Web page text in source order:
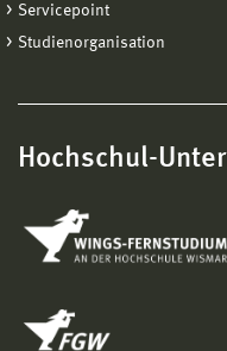
International
978-3-9814516-0-3
Fatigue Strength and
region, Anales de
Servicepoint
Studienorganisation
Hochschul-